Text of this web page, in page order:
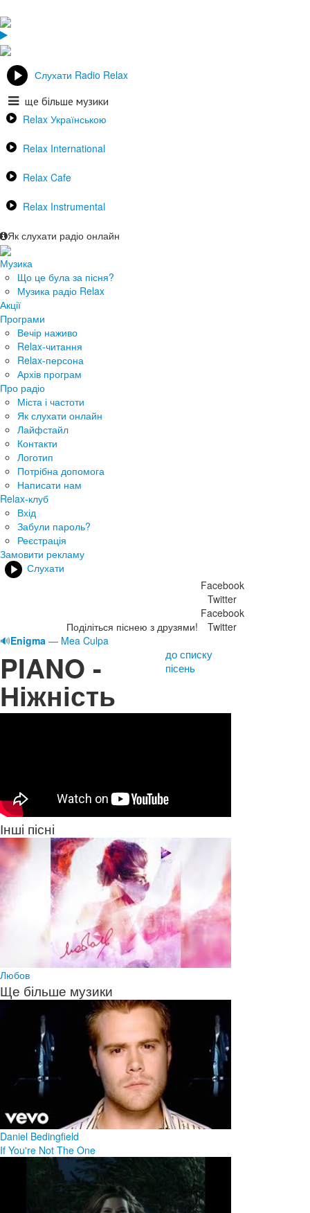
Слухати Radio Relax
ще більше музики
Relax Українською
Relax International
Relax Cafe
Relax Instrumental
Як слухати радіо онлайн
Музика
Що це була за пісня?
Музика радіо Relax
Акції
Програми
Вечір наживо
Relax-читання
Relax-персона
Архів програм
Про радіо
Міста і частоти
Як слухати онлайн
Лайфстайл
Контакти
Логотип
Потрібна допомога
Написати нам
Relax-клуб
Вхід
Забули пароль?
Реєстрація
Замовити рекламу
Слухати
Поділіться піснею з друзями!
Facebook
Twitter
Facebook
Twitter
🔊Enigma — Mea Culpa
PIANO -
Ніжність
до списку
пісень
Інші пісні
Любов
Ще більше музики
Daniel Bedingfield
If You're Not The One